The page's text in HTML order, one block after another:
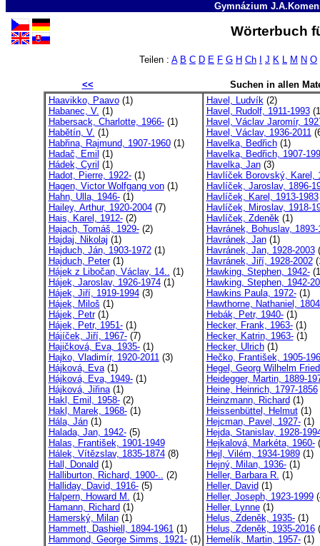
Gymnázium
Wörterbuch
Teilen : A B C D E F G H Ch J K L M N O
<<
Suchen in allen
Haavikko, Paavo(1)
Habanec, V. (1)
Habersack, Charlotte, 1966-(1)
Habětín, V. (1)
Habřina, Rajmund, 1907-1960(1)
Hadač, Emil (1)
Hádek, Cyril (1)
Hadot, Pierre, 1922-(1)
Hagen, Victor Wolfgang von(1)
Hahn, Ulla, 1946-(1)
Hailey, Arthur, 1920-2004(7)
Hais, Karel, 1912-(2)
Hajach, Tomáš, 1929-(2)
Hajdaj, Nikolaj (1)
Hajduch, Ján, 1903-1972(1)
Hajduch, Peter(1)
Hájek z Libočan, Václav, 14.. (1)
Hájek, Jaroslav, 1926-1974(1)
Hájek, Jiří, 1919-1994(3)
Hájek, Miloš (1)
Hájek, Petr(1)
Hájek, Petr, 1951-(1)
Hájíček, Jiří, 1967-(7)
Hajičková, Eva, 1935-(1)
Hajko, Vladimír, 1920-2011(3)
Hájková, Eva(1)
Hájková, Eva, 1949-(1)
Hájková, Jiřina(1)
Hakl, Emil, 1958-(2)
Hakl, Marek, 1968-(1)
Hála, Ján(1)
Halada, Jan, 1942-(5)
Halas, František, 1901-1949
Hálek, Vítězslav, 1835-1874(8)
Hall, Donald (1)
Halliburton, Richard, 1900-.. (2)
Halliday, David, 1916-(5)
Halpern, Howard M. (1)
Hamann, Richard (1)
Hamerský, Milan(1)
Hammett, Dashiell, 1894-1961(1)
Hammond, George Simms, 1921-(1)
Havel, Ludvík(2)
Havel, Rudolf, 1911-1993
Havel, Václav Jaromír,
Havel, Václav, 1936-2011
Havelka, Bedřich(1)
Havelka, Bedřich, 1907-
Havelka, Jan(3)
Havlíček Borovský, Karel,
Havlíček, Jaroslav, 1896-
Havlíček, Karel, 1913-1983
Havlíček, Miroslav, 1918-
Havlíček, Zdeněk(1)
Havránek, Bohuslav, 1893-
Havránek, Jan(1)
Havránek, Jan, 1928-2003
Havránek, Jiří, 1928-2002
Hawking, Stephen, 1942-
Hawking, Stephen, 1942-
Hawkins Paula, 1972-(1)
Hawthorne, Nathaniel,
Hebák, Petr, 1940-(1)
Hecker, Frank, 1963-(1)
Hecker, Katrin, 1963-(1)
Hecker, Ulrich(1)
Hečko, František, 1905-
Hegel, Georg Wilhelm
Heidegger, Martin, 1889-
Heine, Heinrich, 1797-1856
Heinzmann, Richard (1)
Heissenbüttel, Helmut(1)
Hejcman, Pavel, 1927-(1)
Hejda, Stanislav, 1928-
Hejkalová, Markéta, 1960-
Hejl, Vilém, 1934-1989(1)
Hejný, Milan, 1936-(1)
Heller, Barbara R. (1)
Heller, David (1)
Heller, Joseph, 1923-1999
Heller, Lynne(1)
Helus, Zdeněk, 1935-(1)
Helus, Zdeněk, 1935-2016
Hemelík, Martin, 1957-(1)